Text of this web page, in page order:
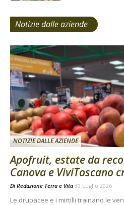
Notizie dalle aziende
NOTIZIE DALLE AZIENDE
Apofruit, estate da
Canova e ViviToscano
Di Redazione Terra e Vita 30 Luglio 2026
Le drupacee e i mirtilli trainano le